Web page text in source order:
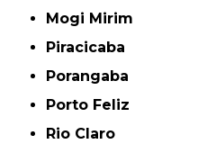
Mogi Mirim
Piracicaba
Porangaba
Porto Feliz
Rio Claro